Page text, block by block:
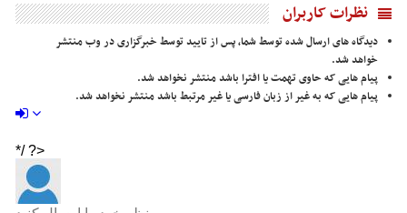
نظرات کاربران
دیدگاه های ارسال شده توسط شما، پس از تایید توسط خبرگزاری در وب منتشر
خواهد شد.
پیام هایی که حاوی تهمت یا افترا باشد منتشر نخواهد شد.
پیام هایی که به غیر از زبان فارسی یا غیر مرتبط باشد منتشر نخواهد شد.